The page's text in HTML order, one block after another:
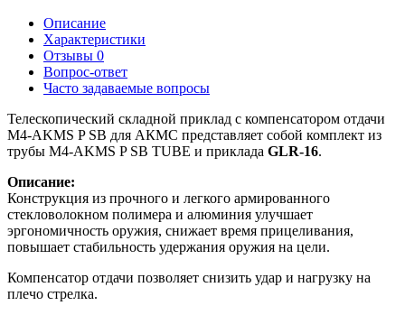
Описание
Характеристики
Отзывы 0
Вопрос-ответ
Часто задаваемые вопросы
Телескопический складной приклад с компенсатором отдачи
M4-AKMS P SB для АКМС представляет собой комплект из
трубы M4-AKMS P SB TUBE и приклада GLR-16.
Описание:
Конструкция из прочного и легкого армированного
стекловолокном полимера и алюминия улучшает
эргономичность оружия, снижает время прицеливания,
повышает стабильность удержания оружия на цели.
Компенсатор отдачи позволяет снизить удар и нагрузку на
плечо стрелка.